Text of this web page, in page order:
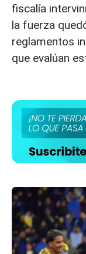
fiscalía
la fuerza
reglamentos
que evalúan